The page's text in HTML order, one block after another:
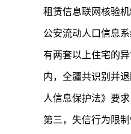
租赁信息联网核验
公安流动人口信息
有两套以上住宅的
内，全疆共识别并
人信息保护法》要
第三，失信行为限